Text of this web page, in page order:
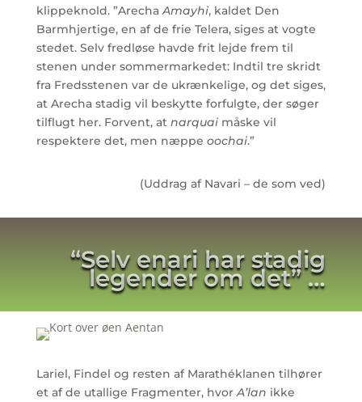
klippeknold. ”ArechaAmayhi, kaldet Den
Barmhjertige, en af de frie Telera, siges at vogte
stedet. Selv fredløse havde frit lejde frem til
stenen under sommermarkedet: Indtil tre skridt
fra Fredsstenen var de ukrænkelige, og det siges,
at Arecha stadig vil beskytte forfulgte, der søger
tilflugt her. Forvent, at narquaimåske vil
respektere det, men næppe oochai.”
(Uddrag af Navari – de som ved)
“Selv enari har stadig
legender om det” …
Lariel, Findel og resten af Marathéklanen tilhører
et af de utallige Fragmenter, hvorA’lan ikke